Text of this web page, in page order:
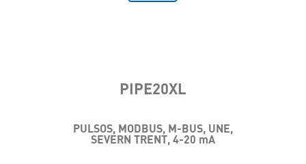
PIPE20XL
PULSOS, MODBUS, M-BUS, UNE,
SEVERN TRENT, 4-20 mA